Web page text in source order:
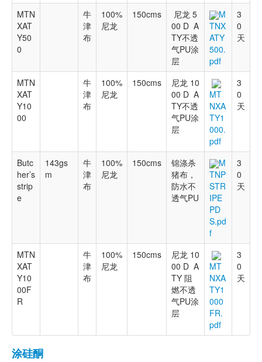
MTN
XAT
Y50
0
牛
津
布
100%
尼龙
150cms
尼龙 5
00 D A
TY不透
气PU涂
层
M
TNX
ATY
500.
pdf
3
0
天
MTN
XAT
Y10
00
牛
津
布
100%
尼龙
150cms
尼龙 10
00 D A
TY不透
气PU涂
层
MT
NXA
TY1
000.
pdf
3
0
天
Butc
her’s
strip
e
143gs
m
牛
津
布
100%
尼龙
150cms
锦涤杀
猪布，
防水不
透气PU
M
TNP
STR
IPE
PD
S.pd
f
3
0
天
MTN
XAT
Y10
00F
R
牛
津
布
100%
尼龙
150cms
尼龙 10
00 D A
TY 阻
燃不透
气PU涂
层
MT
NXA
TY1
000
FR.
pdf
3
0
天
涂硅酮